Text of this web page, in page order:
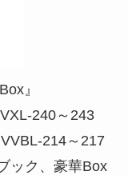
』
240～243
214～217
ック、豪華Box